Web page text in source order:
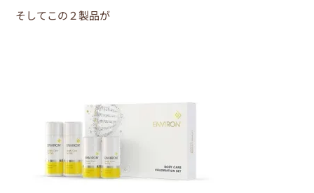
そしてこの２製品が